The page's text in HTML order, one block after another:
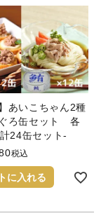
あいこちゃん2種
ろ缶セット 各
24缶セット-
税込
に入れる